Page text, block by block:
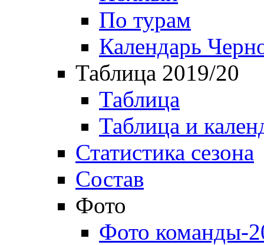
По турам
Календарь
Таблица 2019/20
Таблица
Таблица и
Статистика сезона
Состав
Фото
Фото команды-